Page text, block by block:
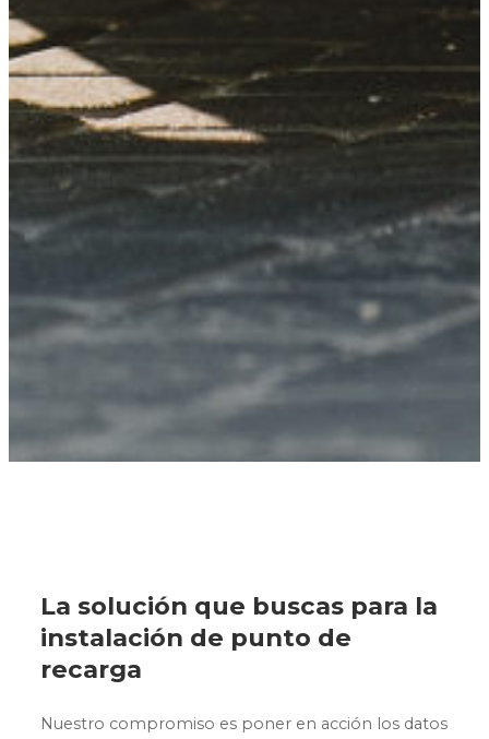
La solución que buscas para la
instalación de punto de
recarga
Nuestro compromiso es poner en acción los datos